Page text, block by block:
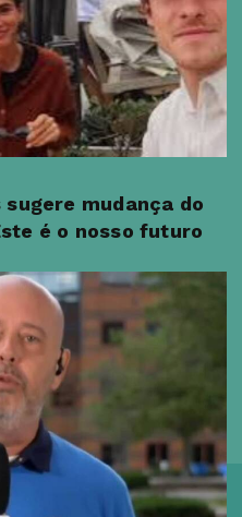
sugere mudança do
é o nosso futuro